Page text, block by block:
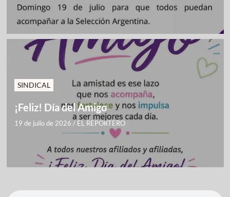
SINDICAL
¡Feliz! Día del Amigo
19 de julio de 2026 / EL REPORTERO